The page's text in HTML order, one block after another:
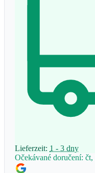
Lieferzeit: 1 - 3 dny
Očekávané doručení: čt,